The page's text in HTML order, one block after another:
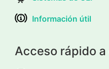
Información útil
Acceso rápido